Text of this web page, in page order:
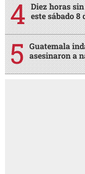
Diez horas
este sábado 8
Guatemala
asesinaron a